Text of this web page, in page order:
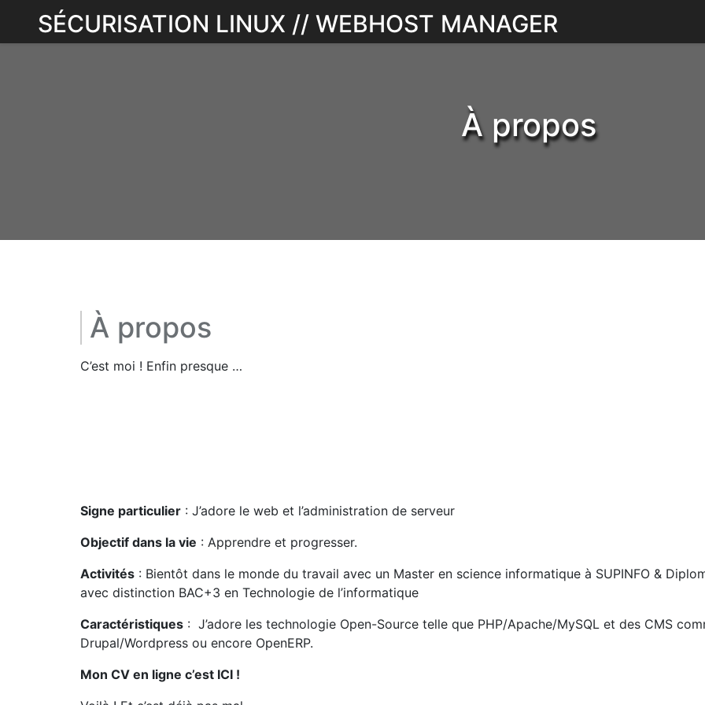
content
SÉCURISATION LINUX // WEBHOST MANAGER
À propos
À propos
C’est moi ! Enfin presque …
Signe particulier : J’adore le web et l’administration de serveur
Objectif dans la vie : Apprendre et progresser.
Activités : Bientôt dans le monde du travail avec un Master en science informatique à SUPINFO &
avec distinction BAC+3 en Technologie de l’informatique
Caractéristiques : J’adore les technologie Open-Source telle que PHP/Apache/MySQL et des CMS
Drupal/Wordpress ou encore OpenERP.
Mon CV en ligne c’est ICI !